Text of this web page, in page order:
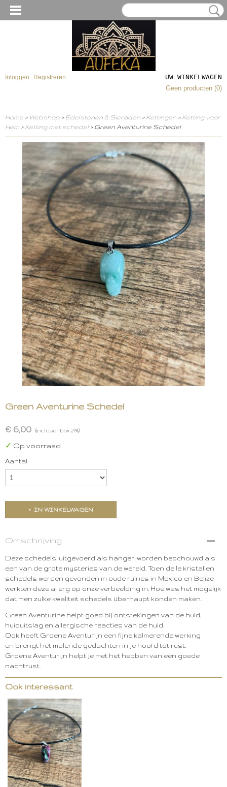
Inloggen Registreren
UW WINKELWAGEN
Geen producten (0)
Home > Webshop > Edelstenen & Sieraden > Kettingen > Ketting voor
Hem > Ketting met schedel> Green Aventurine Schedel
Green Aventurine Schedel
€ 6,00 (inclusief btw 21%)
✓ Op voorraad
Aantal
IN WINKELWAGEN
Omschrijving
Deze schedels, uitgevoerd als hanger, worden beschouwd als
een van de grote mysteries van de wereld. Toen de 1e kristallen
schedels werden gevonden in oude ruïnes in Mexico en Belize
werkten deze al erg op onze verbeelding in. Hoe was het mogelijk
dat men zulke kwaliteit schedels überhaupt konden maken.
Green Aventurine helpt goed bij ontstekingen van de huid,
huiduitslag en allergische reacties van de huid.
Ook heeft Groene Aventurijn een fijne kalmerende werking
en brengt het malende gedachten in je hoofd tot rust.
Groene Aventurijn helpt je met het hebben van een goede
nachtrust.
Ook interessant